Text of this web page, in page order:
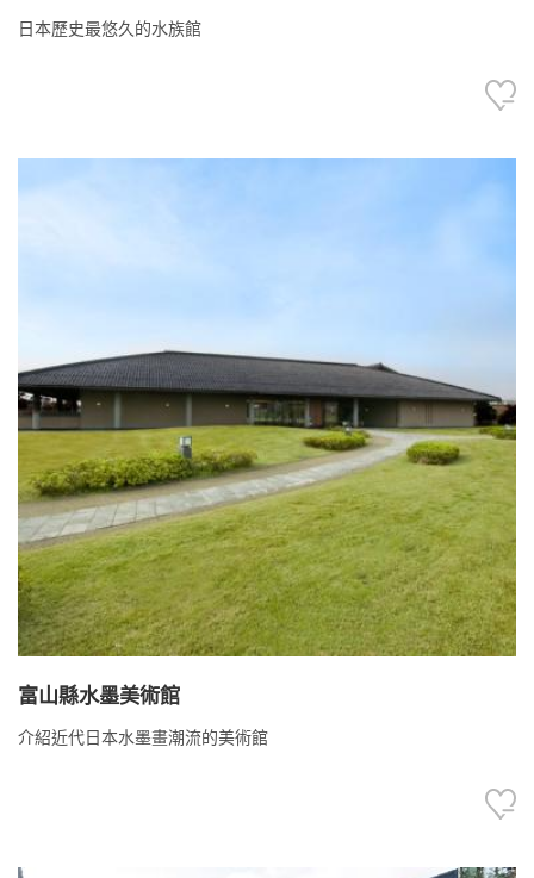
日本歷史最悠久的水族館
富山縣水墨美術館
介紹近代日本水墨畫潮流的美術館